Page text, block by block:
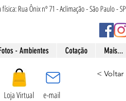
física: Rua Ônix nº 71 - Aclimação - São Paulo - SP
- Ambientes Cotação Mais...
Loja Virtual e-mail
< Voltar